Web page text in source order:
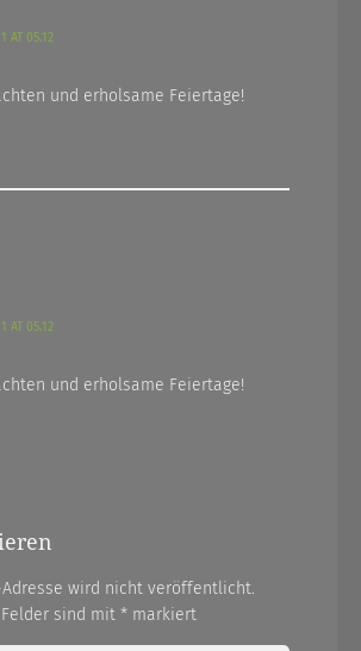
AT 05.12
und erholsame Feiertage!
AT 05.12
und erholsame Feiertage!
wird nicht veröffentlicht.
sind mit * markiert